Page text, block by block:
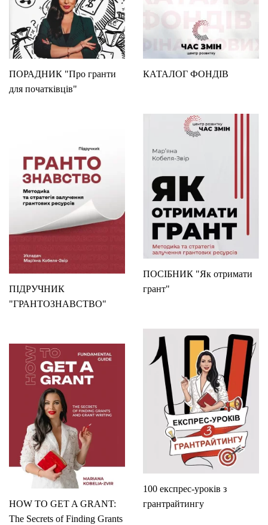
ПОРАДНИК "Про гранти
для початківців"
КАТАЛОГ ФОНДІВ
ПОСІБНИК "Як отримати
грант"
ПІДРУЧНИК
"ГРАНТОЗНАВСТВО"
100 експрес-уроків з
грантрайтингу
HOW TO GET A GRANT:
The Secrets of Finding Grants